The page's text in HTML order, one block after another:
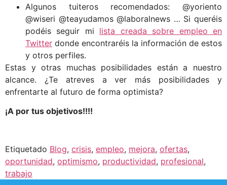
Algunos tuiteros recomendados: @yoriento
@wiseri @teayudamos @laboralnews … Si queréis
podéis seguir mi lista creada sobre empleo en
Twitter donde encontraréis la información de estos
y otros perfiles.
Estas y otras muchas posibilidades están a nuestro
alcance. ¿Te atreves a ver más posibilidades y
enfrentarte al futuro de forma optimista?
¡A por tus objetivos!!!!
Etiquetado Blog, crisis, empleo, mejora, ofertas,
oportunidad, optimismo, productividad, profesional,
trabajo